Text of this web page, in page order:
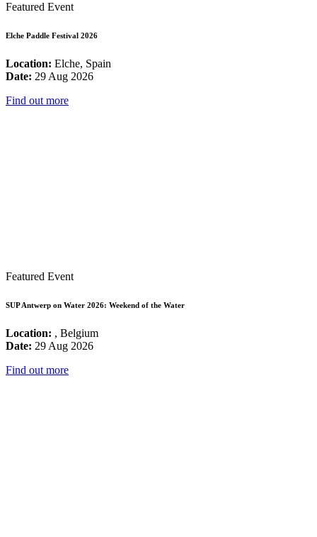
Featured Event
Elche Paddle Festival 2026
Location: Elche, Spain
Date: 29 Aug 2026
Find out more
Featured Event
SUP Antwerp on Water 2026: Weekend of the Water
Location: , Belgium
Date: 29 Aug 2026
Find out more